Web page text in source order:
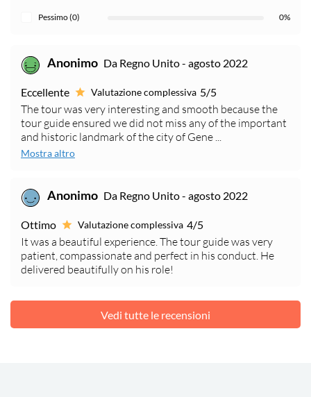
Pessimo (0) 0%
Anonimo Da Regno Unito - agosto 2022
Eccellente Valutazione complessiva 5/5
The tour was very interesting and smooth because the
tour guide ensured we did not miss any of the important
and historic landmark of the city of Gene ...
Mostra altro
Anonimo Da Regno Unito - agosto 2022
Ottimo Valutazione complessiva 4/5
It was a beautiful experience. The tour guide was very
patient, compassionate and perfect in his conduct. He
delivered beautifully on his role!
Vedi tutte le recensioni